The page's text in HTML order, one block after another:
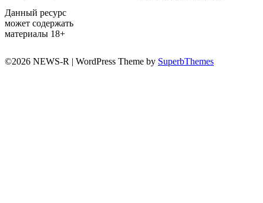
Данный ресурс
может содержать
материалы 18+
©2026 NEWS-R | WordPress Theme by SuperbThemes